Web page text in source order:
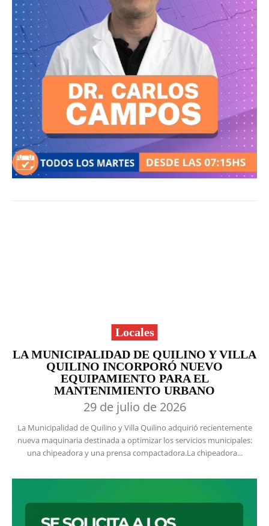
Locales
LA MUNICIPALIDAD DE QUILINO Y VILLA
QUILINO INCORPORÓ NUEVO
EQUIPAMIENTO PARA EL
MANTENIMIENTO URBANO
29 de julio de 2026
La Municipalidad de Quilino y Villa Quilino adquirió recientemente
nueva maquinaria destinada a optimizar los servicios municipales:
una chipeadora y una prensa compactadora.La chipeadora...